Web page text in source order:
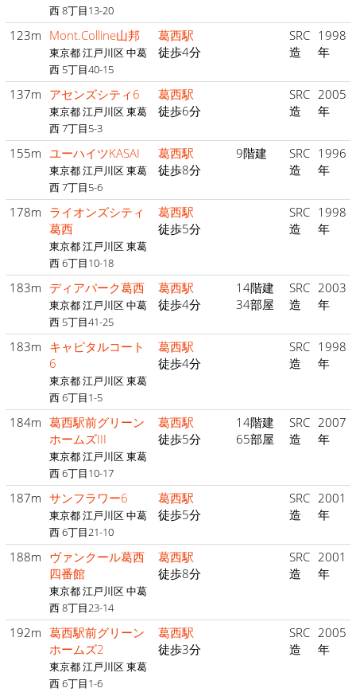
西 8丁目13-20
123m Mont.Colline山邦
東京都 江戸川区 中葛
西 5丁目40-15
葛西駅
徒歩4分
SRC
造
1998
年
137m アセンズシティ6
東京都 江戸川区 東葛
西 7丁目5-3
葛西駅
徒歩6分
SRC
造
2005
年
155m ユーハイツKASAI
東京都 江戸川区 東葛
西 7丁目5-6
葛西駅
徒歩8分
9階建
SRC
造
1996
年
178m ライオンズシティ
葛西
東京都 江戸川区 東葛
西 6丁目10-18
葛西駅
徒歩5分
SRC
造
1998
年
183m ディアパーク葛西
東京都 江戸川区 中葛
西 5丁目41-25
葛西駅
徒歩4分
14階建
34部屋
SRC
造
2003
年
183m キャピタルコート
6
東京都 江戸川区 東葛
西 6丁目1-5
葛西駅
徒歩4分
SRC
造
1998
年
184m 葛西駅前グリーン
ホームズIII
東京都 江戸川区 東葛
西 6丁目10-17
葛西駅
徒歩5分
14階建
65部屋
SRC
造
2007
年
187m サンフラワー6
東京都 江戸川区 中葛
西 6丁目21-10
葛西駅
徒歩5分
SRC
造
2001
年
188m ヴァンクール葛西
四番館
東京都 江戸川区 中葛
西 8丁目23-14
葛西駅
徒歩8分
SRC
造
2001
年
192m 葛西駅前グリーン
ホームズ2
東京都 江戸川区 東葛
西 6丁目1-6
葛西駅
徒歩3分
SRC
造
2005
年